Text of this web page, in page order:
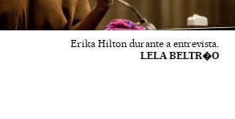
Erika Hilton durante a entrevista.
LELA BELTR�O